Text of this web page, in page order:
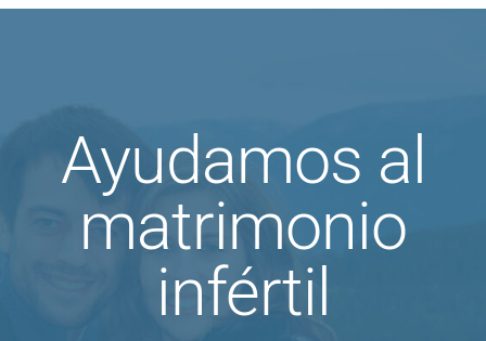
Ayudamos al
matrimonio
infértil